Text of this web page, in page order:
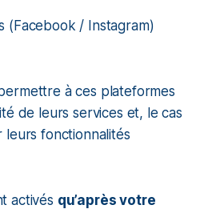
(Facebook / Instagram)
à ces plateformes
de leurs services et, le cas
leurs fonctionnalités
activés qu’après votre